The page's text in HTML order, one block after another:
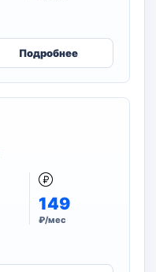
Подробнее
149
₽/мес